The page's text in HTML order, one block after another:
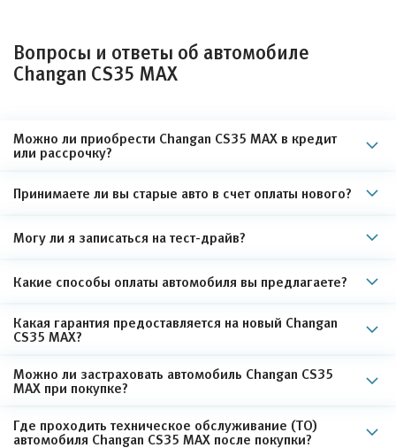
Вопросы и ответы об автомобиле
Changan CS35 MAX
Можно ли приобрести Changan CS35 MAX в кредит
или рассрочку?
Принимаете ли вы старые авто в счет оплаты нового?
Могу ли я записаться на тест-драйв?
Какие способы оплаты автомобиля вы предлагаете?
Какая гарантия предоставляется на новый Changan
CS35 MAX?
Можно ли застраховать автомобиль Changan CS35
MAX при покупке?
Где проходить техническое обслуживание (ТО)
автомобиля Changan CS35 MAX после покупки?